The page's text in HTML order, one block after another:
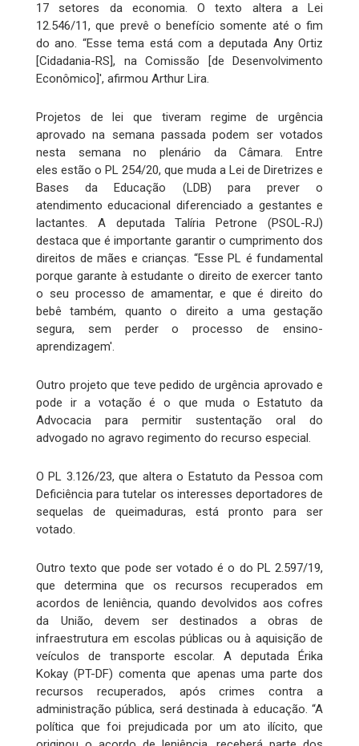
17 setores da economia. O texto altera a Lei
12.546/11, que prevê o benefício somente até o fim
do ano. “Esse tema está com a deputada Any Ortiz
[Cidadania-RS], na Comissão [de Desenvolvimento
Econômico]', afirmou Arthur Lira.
Projetos de lei que tiveram regime de urgência
aprovado na semana passada podem ser votados
nesta semana no plenário da Câmara. Entre
eles estão o PL 254/20, que muda a Lei de Diretrizes e
Bases da Educação (LDB) para prever o
atendimento educacional diferenciado a gestantes e
lactantes. A deputada Talíria Petrone (PSOL-RJ)
destaca que é importante garantir o cumprimento dos
direitos de mães e crianças. “Esse PL é fundamental
porque garante à estudante o direito de exercer tanto
o seu processo de amamentar, e que é direito do
bebê também, quanto o direito a uma gestação
segura, sem perder o processo de ensino-
aprendizagem'.
Outro projeto que teve pedido de urgência aprovado e
pode ir a votação é o que muda o Estatuto da
Advocacia para permitir sustentação oral do
advogado no agravo regimento do recurso especial.
O PL 3.126/23, que altera o Estatuto da Pessoa com
Deficiência para tutelar os interesses deportadores de
sequelas de queimaduras, está pronto para ser
votado.
Outro texto que pode ser votado é o do PL 2.597/19,
que determina que os recursos recuperados em
acordos de leniência, quando devolvidos aos cofres
da União, devem ser destinados a obras de
infraestrutura em escolas públicas ou à aquisição de
veículos de transporte escolar. A deputada Érika
Kokay (PT-DF) comenta que apenas uma parte dos
recursos recuperados, após crimes contra a
administração pública, será destinada à educação. “A
política que foi prejudicada por um ato ilícito, que